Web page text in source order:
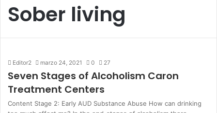
Sober living
Editor2 marzo 24, 2021 0 27
Seven Stages of Alcoholism Caron
Treatment Centers
Content Stage 2: Early AUD Substance Abuse How can drinking